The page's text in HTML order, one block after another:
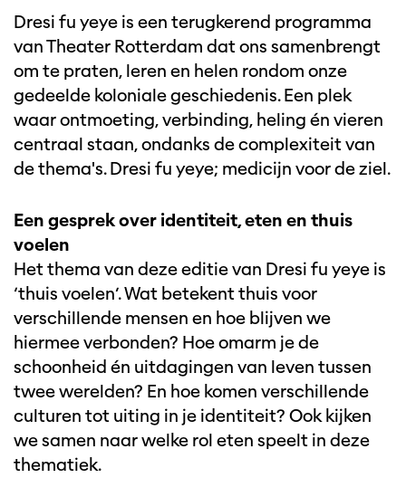
Dresi fu yeye is een terugkerend programma
van Theater Rotterdam dat ons samenbrengt
om te praten, leren en helen rondom onze
gedeelde koloniale geschiedenis. Een plek
waar ontmoeting, verbinding, heling én vieren
centraal staan, ondanks de complexiteit van
de thema's. Dresi fu yeye; medicijn voor de ziel.
Een gesprek over identiteit, eten en thuis
voelen
Het thema van deze editie van Dresi fu yeye is
‘thuis voelen’. Wat betekent thuis voor
verschillende mensen en hoe blijven we
hiermee verbonden? Hoe omarm je de
schoonheid én uitdagingen van leven tussen
twee werelden? En hoe komen verschillende
culturen tot uiting in je identiteit? Ook kijken
we samen naar welke rol eten speelt in deze
thematiek.